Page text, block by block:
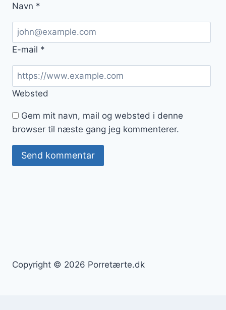
Navn *
E-mail *
Websted
Gem mit navn, mail og websted i denne
browser til næste gang jeg kommenterer.
Copyright © 2026 Porretærte.dk